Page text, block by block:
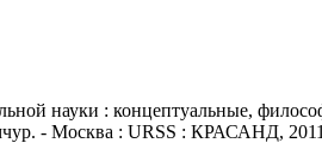
науки : концептуальные,
- Москва : URSS : КРАСАНД,